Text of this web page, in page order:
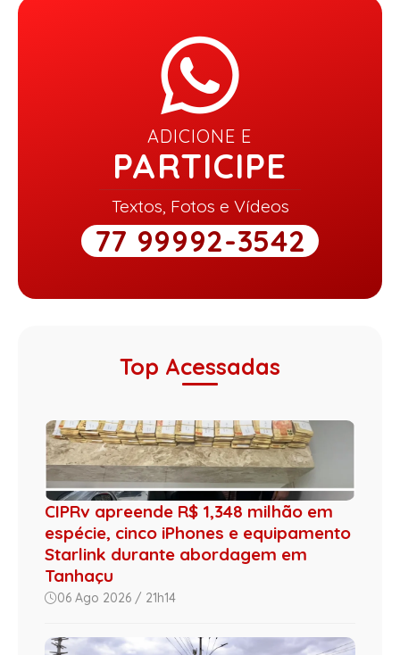
ADICIONE E
PARTICIPE
Textos, Fotos e Vídeos
77 99992-3542
Top Acessadas
CIPRv apreende R$ 1,348 milhão em
espécie, cinco iPhones e equipamento
Starlink durante abordagem em
Tanhaçu
06 Ago 2026 / 21h14